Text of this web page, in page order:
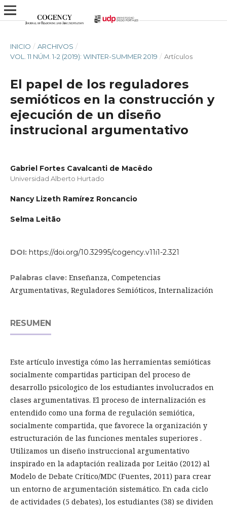
INICIO / ARCHIVOS /
VOL. 11 NÚM. 1-2 (2019): WINTER-SUMMER 2019 / Artículos
El papel de los reguladores
semióticos en la construcción y
ejecución de un diseño
instrucional argumentativo
Gabriel Fortes Cavalcanti de Macêdo
Universidad Alberto Hurtado
Nancy Lizeth Ramírez Roncancio
Selma Leitão
DOI: https://doi.org/10.32995/cogency.v11i1-2.321
Palabras clave: Enseñanza, Competencias
Argumentativas, Reguladores Semióticos, Internalización
RESUMEN
Este artículo investiga cómo las herramientas semióticas
socialmente compartidas participan del proceso de
desarrollo psicologico de los estudiantes involucrados en
clases argumentativas. El proceso de internalización es
entendido como una forma de regulación semiótica,
socialmente compartida, que favorece la organización y
estructuración de las funciones mentales superiores .
Utilizamos un diseño instruccional argumentativo
inspirado en la adaptación realizada por Leitão (2012) al
Modelo de Debate Crítico/MDC (Fuentes, 2011) para crear
un entorno de argumentación sistemático. En cada ciclo
de actividades (5 debates), los estudiantes (38) se dividen